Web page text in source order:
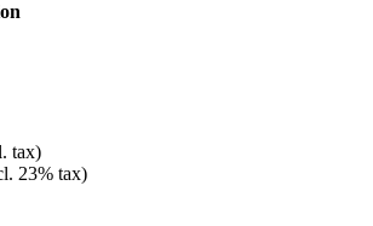
tax)
23% tax)